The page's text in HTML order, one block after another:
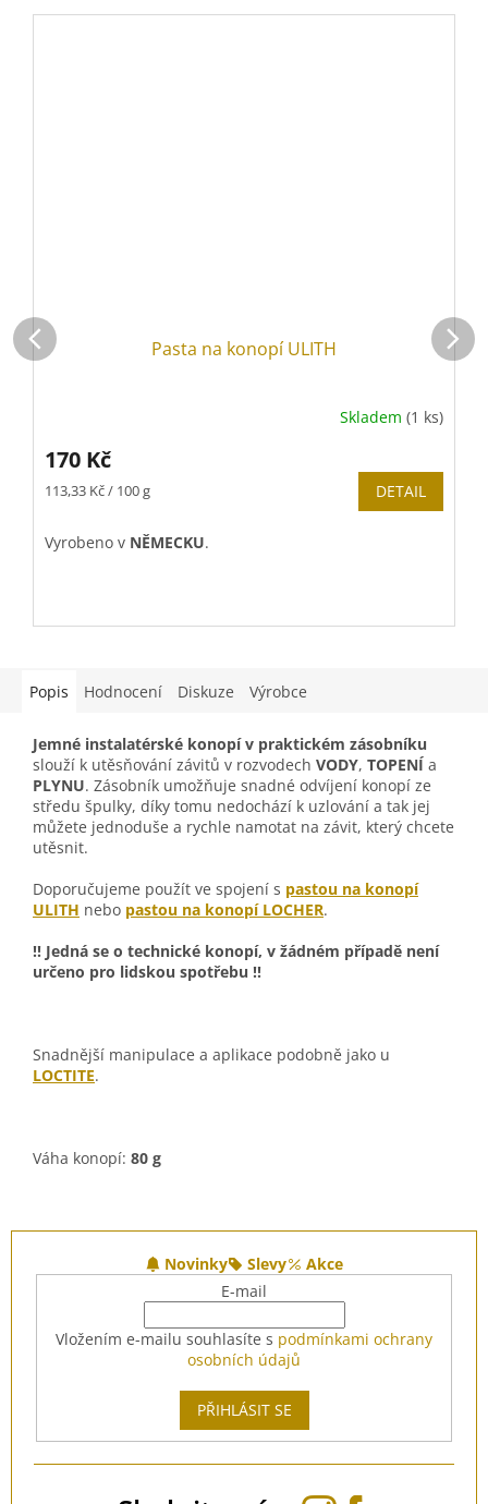
Pasta na konopí ULITH
Skladem (1 ks)
170 Kč
Měrná
113,33 Kč / 100 g DETAIL
Vyrobeno v NĚMECKU.
Popis Hodnocení Diskuze Výrobce
Jemné instalatérské konopí v praktickém zásobníku
slouží k utěsňování závitů v rozvodech VODY, TOPENÍ a
PLYNU. Zásobník umožňuje snadné odvíjení konopí ze
středu špulky, díky tomu nedochází k uzlování a tak jej
můžete jednoduše a rychle namotat na závit, který chcete
utěsnit.
Doporučujeme použít ve spojení s pastou na konopí
ULITH nebo pastou na konopí LOCHER.
!! Jedná se o technické konopí, v žádném případě není
určeno pro lidskou spotřebu !!
Snadnější manipulace a aplikace podobně jako u
LOCTITE.
Váha konopí: 80 g
Novinky Slevy
Akce
E-mail
Vložením e-mailu souhlasíte s podmínkami ochrany
osobních údajů
PŘIHLÁSIT SE